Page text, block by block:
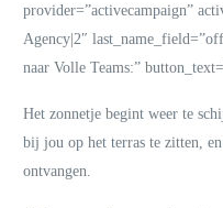
provider=”activecampaign”
Agency|2″
naar Volle Teams:”
Het zonnetje begint weer te
bij jou op het terras te zitten,
ontvangen.